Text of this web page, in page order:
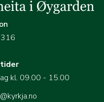
kl. 09.00 - 15.00